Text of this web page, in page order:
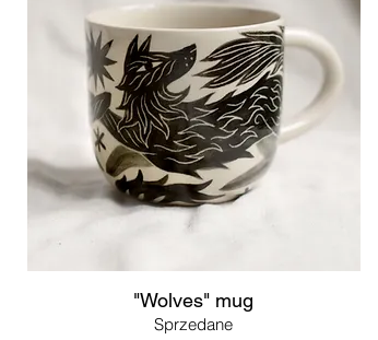
"Wolves" mug
Sprzedane